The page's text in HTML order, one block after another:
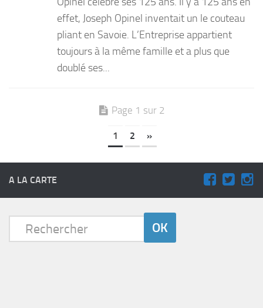
effet, Joseph Opinel inventait un le couteau
pliant en Savoie. L’Entreprise appartient
toujours à la même famille et a plus que
doublé ses...
Page 1 sur 2
1 2 »
A LA CARTE